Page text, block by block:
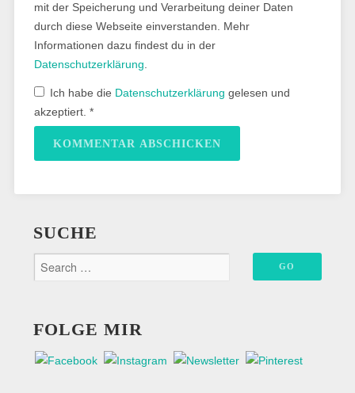
mit der Speicherung und Verarbeitung deiner Daten
durch diese Webseite einverstanden. Mehr
Informationen dazu findest du in der
Datenschutzerklärung
Ich habe die Datenschutzerklärung gelesen und
akzeptiert. *
SUCHE
FOLGE MIR